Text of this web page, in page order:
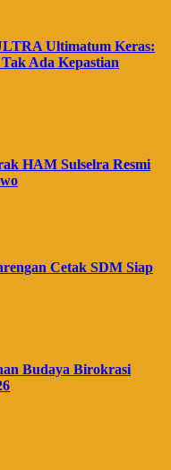
Ultimatum Keras:
Ada Kepastian
HAM Sulselra Resmi
Cetak SDM Siap
Budaya Birokrasi